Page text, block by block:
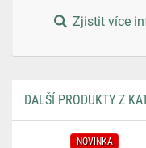
Zjistit více
DALŠÍ PRODUKTY Z
NOVINKA